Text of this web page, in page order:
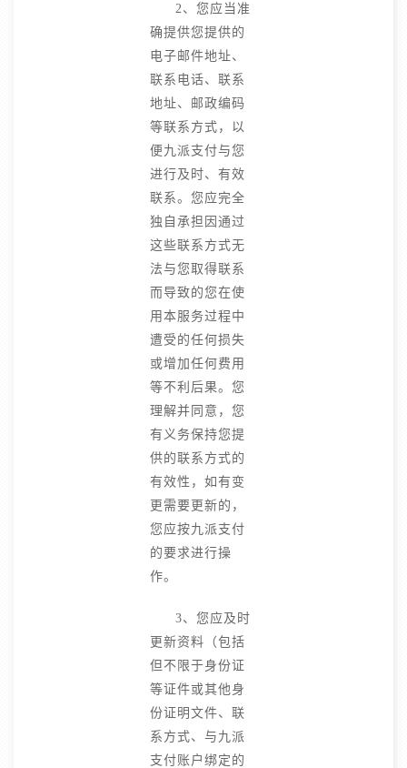
2、您应当准
确提供您提供的
电子邮件地址、
联系电话、联系
地址、邮政编码
等联系方式，以
便九派支付与您
进行及时、有效
联系。您应完全
独自承担因通过
这些联系方式无
法与您取得联系
而导致的您在使
用本服务过程中
遭受的任何损失
或增加任何费用
等不利后果。您
理解并同意，您
有义务保持您提
供的联系方式的
有效性，如有变
更需要更新的，
您应按九派支付
的要求进行操
作。
3、您应及时
更新资料（包括
但不限于身份证
等证件或其他身
份证明文件、联
系方式、与九派
支付账户绑定的